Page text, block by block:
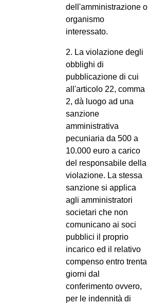
dell'amministrazione o
organismo
interessato.
2. La violazione degli
obblighi di
pubblicazione di cui
all'articolo 22, comma
2, dà luogo ad una
sanzione
amministrativa
pecuniaria da 500 a
10.000 euro a carico
del responsabile della
violazione. La stessa
sanzione si applica
agli amministratori
societari che non
comunicano ai soci
pubblici il proprio
incarico ed il relativo
compenso entro trenta
giorni dal
conferimento ovvero,
per le indennità di